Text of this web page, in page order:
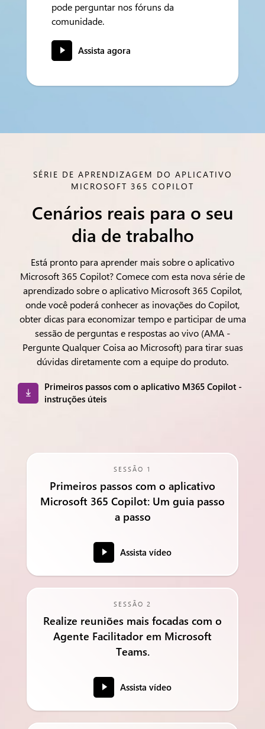
pode perguntar nos fóruns da
comunidade.
Assista agora
SÉRIE DE APRENDIZAGEM DO APLICATIVO
MICROSOFT 365 COPILOT
Cenários reais para o seu
dia de trabalho
Está pronto para aprender mais sobre o aplicativo
Microsoft 365 Copilot? Comece com esta nova série de
aprendizado sobre o aplicativo Microsoft 365 Copilot,
onde você poderá conhecer as inovações do Copilot,
obter dicas para economizar tempo e participar de uma
sessão de perguntas e respostas ao vivo (AMA -
Pergunte Qualquer Coisa ao Microsoft) para tirar suas
dúvidas diretamente com a equipe do produto.
Primeiros passos com o aplicativo M365 Copilot -
instruções úteis
SESSÃO 1
Primeiros passos com o aplicativo
Microsoft 365 Copilot: Um guia passo
a passo
Assista vídeo
SESSÃO 2
Realize reuniões mais focadas com o
Agente Facilitador em Microsoft
Teams.
Assista vídeo